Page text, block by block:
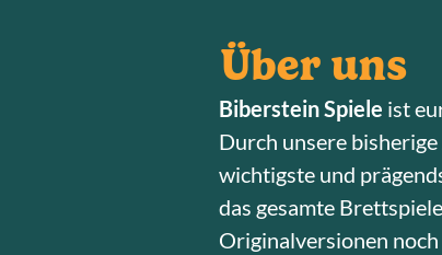
Über uns
Biberstein Spiele ist
Durch unsere
wichtigste und
das gesamte
Originalversionen noch